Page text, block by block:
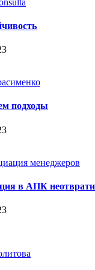
подходы
в АПК